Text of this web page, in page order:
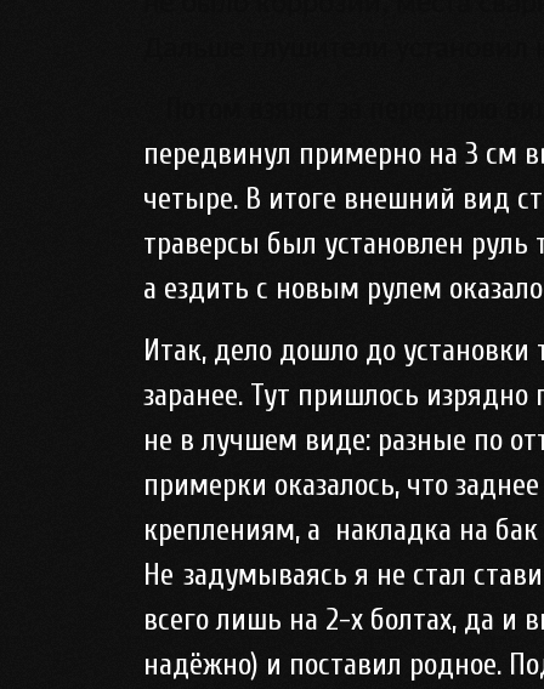
передвинул примерно на 3 см
четыре. В итоге внешний вид
траверсы был установлен
а ездить с новым рулем
Итак, дело дошло до установки
заранее. Тут пришлось
не в лучшем виде: разные по
примерки оказалось, что
креплениям, а накладка на
Не задумываясь я не стал
всего лишь на 2-х болтах, да и
надёжно) и поставил родное.